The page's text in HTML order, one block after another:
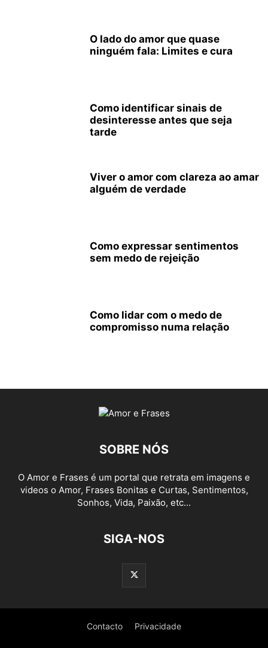
O lado do amor que quase
ninguém fala: Limites e cura
Como identificar sinais de
desinteresse antes que seja
tarde
Viver o amor com clareza ao amar
alguém de verdade
Como expressar sentimentos
sem medo de rejeição
Como lidar com o medo de
compromisso numa relação
SOBRE NÓS
O Amor e Frases é um portal que retrata em imagens e
videos o Amor, Frases Bonitas e Curtas, Sentimentos,
Sonhos, Vida, Paixão, etc...
SIGA-NOS
Contacto Privacidade